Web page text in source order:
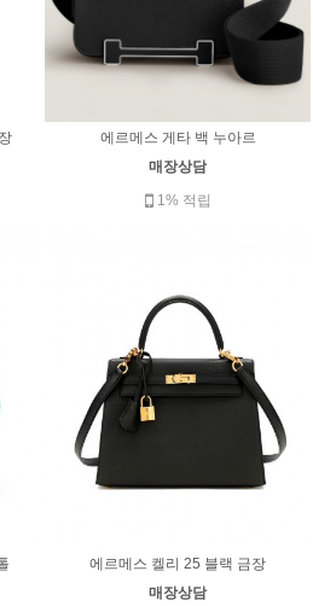
에르메스 게타 백 누아르
매장상담
1% 적립
에르메스 켈리 25 블랙 금장
매장상담